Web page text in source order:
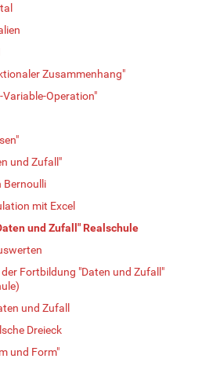
Zusammenhang"
Variable-Operation"
und Zufall"
Bernoulli
mit Excel
und Zufall" Realschule
Fortbildung "Daten und Zufall"
und Zufall
Dreieck
und Form"